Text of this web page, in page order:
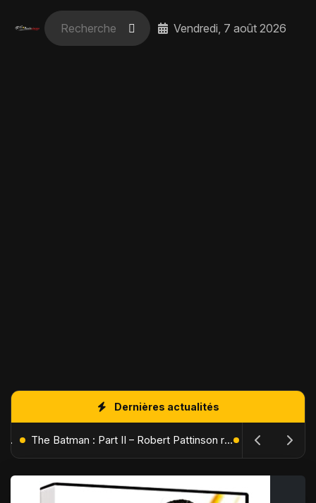
Vendredi, 7 août 2026
Dernières actualités
L'Âge de Glace : Le Réveil du Volcan – Manny, Sid et Diego de retour pour une aventure explosive The Batman : Part II – Robert Pattinson replonge dans les ténèbres de Gotham dès octobre 2027